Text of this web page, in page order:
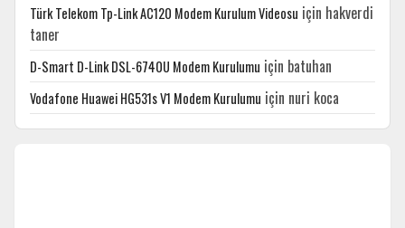
Türk Telekom Tp-Link AC120 Modem Kurulum Videosu için hakverdi
taner
D-Smart D-Link DSL-6740U Modem Kurulumu için batuhan
Vodafone Huawei HG531s V1 Modem Kurulumu için nuri koca